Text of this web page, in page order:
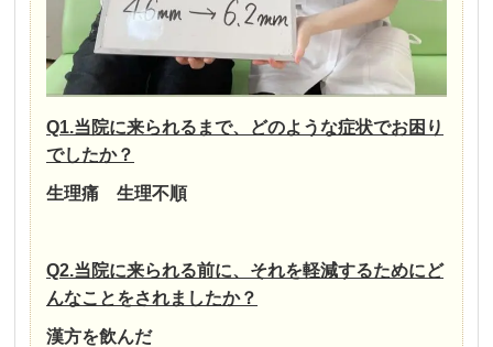
Q1.当院に来られるまで、どのような症状でお困り
でしたか？
生理痛 生理不順
Q2.当院に来られる前に、それを軽減するためにど
んなことをされましたか？
漢方を飲んだ